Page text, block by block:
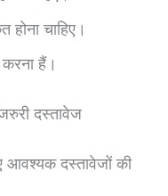
चाहिए।
हैं।
दस्तावेज
आवश्यक दस्तावेजों की